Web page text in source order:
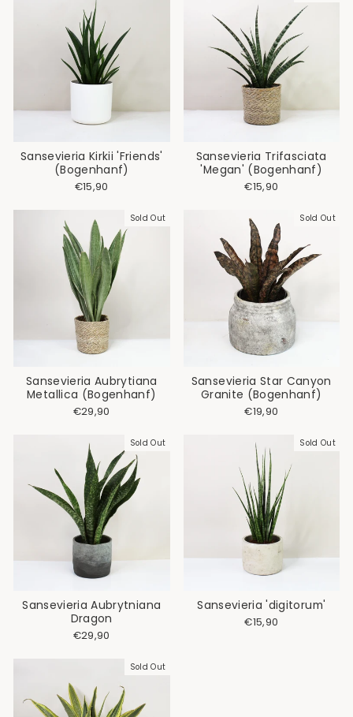
Sansevieria Kirkii 'Friends'
(Bogenhanf)
€15,90
Sansevieria Trifasciata
'Megan' (Bogenhanf)
€15,90
Sold Out
Sansevieria Aubrytiana
Metallica (Bogenhanf)
€29,90
Sold Out
Sansevieria Star Canyon
Granite (Bogenhanf)
€19,90
Sold Out
Sansevieria Aubrytniana
Dragon
€29,90
Sold Out
Sansevieria 'digitorum'
€15,90
Sold Out